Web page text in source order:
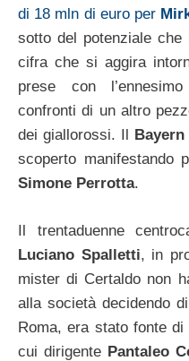
di 18 mln di euro per
sotto del potenziale
cifra che si aggira
prese con
confronti di un altro
dei giallorossi. Il
scoperto manifestando
Simone Perrotta.
Il trentaduenne
Luciano Spalletti, in
mister di Certaldo non
alla società decidendo
Roma, era stato fonte
cui dirigente Pantaleo